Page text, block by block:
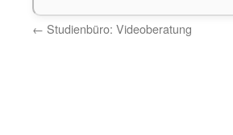
← Studienbüro: Videoberatung